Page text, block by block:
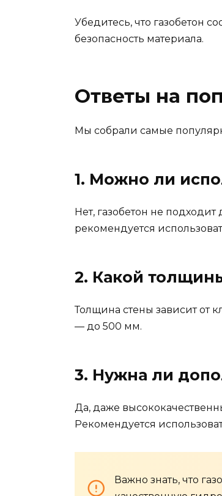
Убедитесь, что газобетон
безопасность материала.
Ответы на
Мы собрали самые
1. Можно ли
Нет, газобетон не
рекомендуется
2. Какой
Толщина стены зависит от
— до 500 мм.
3. Нужна ли
Да, даже
Рекомендуется
Важно знать, что